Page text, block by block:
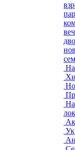
пар